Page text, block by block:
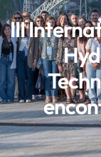
III